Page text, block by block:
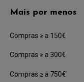
Mais por menos
Compras ≥ a 150€
Compras ≥ a 300€
Compras ≥ a 750€